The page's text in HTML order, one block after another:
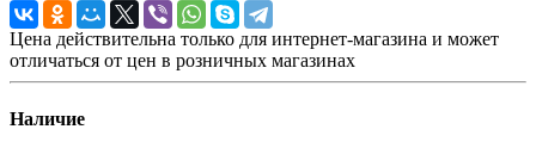
Цена действительна только для интернет-магазина и может
отличаться от цен в розничных магазинах
Наличие